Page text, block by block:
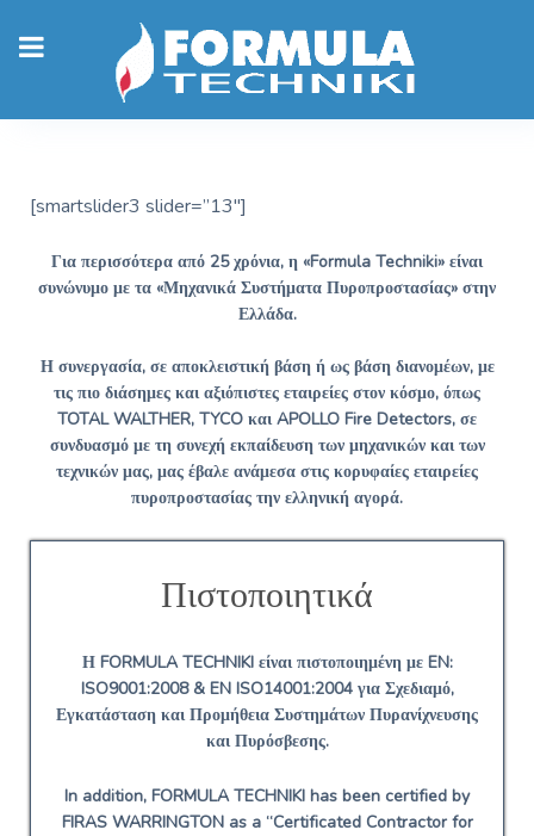
[smartslider3 slider=”13″]
Για περισσότερα από 25 χρόνια, η «Formula Techniki» είναι
συνώνυμο με τα «Μηχανικά Συστήματα Πυροπροστασίας» στην
Ελλάδα.
Η συνεργασία, σε αποκλειστική βάση ή ως βάση διανομέων, με
τις πιο διάσημες και αξιόπιστες εταιρείες στον κόσμο, όπως
TOTAL WALTHER, TYCO και APOLLO Fire Detectors, σε
συνδυασμό με τη συνεχή εκπαίδευση των μηχανικών και των
τεχνικών μας, μας έβαλε ανάμεσα στις κορυφαίες εταιρείες
πυροπροστασίας την ελληνική αγορά.
Πιστοποιητικά
Η FORMULA TECHNIKI είναι πιστοποιημένη με EN:
ISO9001:2008 & EN ISO14001:2004 για Σχεδιαμό,
Εγκατάσταση και Προμήθεια Συστημάτων Πυρανίχνευσης
και Πυρόσβεσης.
In addition, FORMULA TECHNIKI has been certified by
FIRAS WARRINGTON as a “Certificated Contractor for